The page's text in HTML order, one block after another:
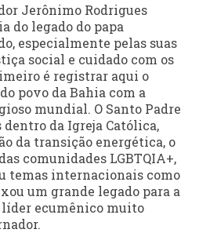
Jerônimo Rodrigues
do legado do papa
especialmente pelas suas
social e cuidado com os
é registrar aqui o
povo da Bahia com a
mundial. O Santo Padre
da Igreja Católica,
da transição energética, o
comunidades LGBTQIA+,
temas internacionais como
um grande legado para a
ecumênico muito